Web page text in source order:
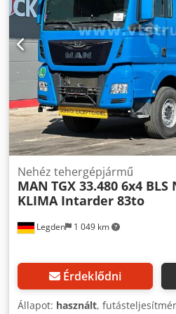
Fedélzeti számítógép *
7,5 * Digitális tachográf * Rádió
Hangrendszer * Sávtartó
Hűtőszekrény * Légzsák *
opciók és tartozékok = -
Billentőhidraulika -
információk = Chjdpfx Ajzrml
315/70 R22,5 Első tengely:
laprugó Hátsó tengely 1:
tengely 2: Kettős gumiabroncs;
súly: 10 860 kg Megengedett
Össztömeg: 26 000 kg Foglalt: Ez
számára le van foglalva (a
Referenciaszám: 23
Legden 1 049 km
Nehéz tehergépjármű
MAN TGX 33.480 6x4 BLS
KLIMA Intarder 83to
Érdeklődni
Állapot: használt,